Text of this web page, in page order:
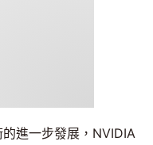
進一步發展，NVIDIA